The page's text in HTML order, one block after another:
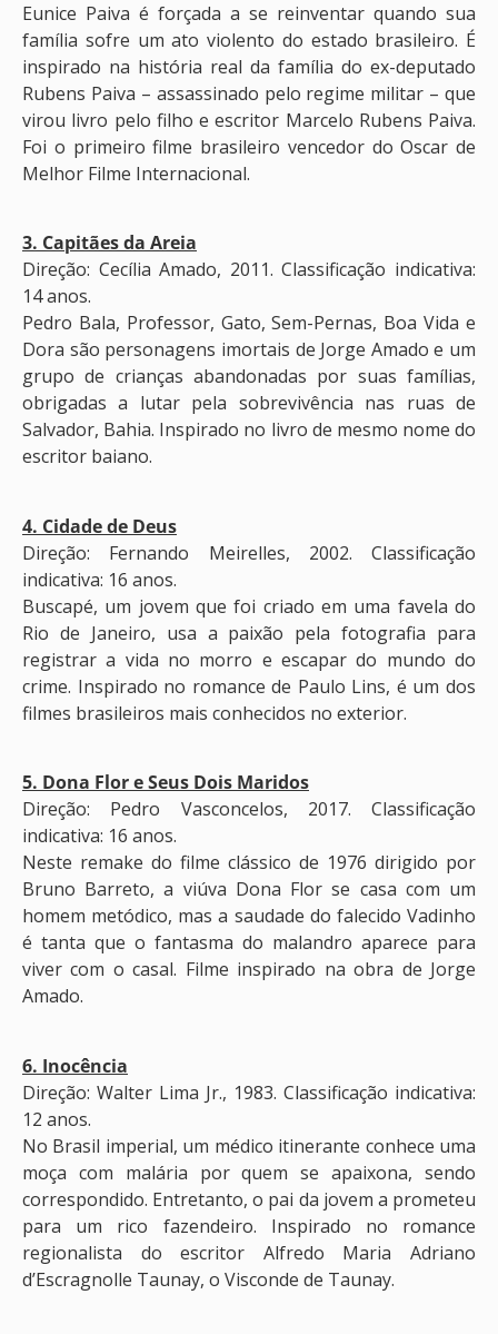
Eunice Paiva é forçada a se reinventar quando sua
família sofre um ato violento do estado brasileiro. É
inspirado na história real da família do ex-deputado
Rubens Paiva – assassinado pelo regime militar – que
virou livro pelo filho e escritor Marcelo Rubens Paiva.
Foi o primeiro filme brasileiro vencedor do Oscar de
Melhor Filme Internacional.
3. Capitães da Areia
Direção: Cecília Amado, 2011. Classificação indicativa:
14 anos.
Pedro Bala, Professor, Gato, Sem-Pernas, Boa Vida e
Dora são personagens imortais de Jorge Amado e um
grupo de crianças abandonadas por suas famílias,
obrigadas a lutar pela sobrevivência nas ruas de
Salvador, Bahia. Inspirado no livro de mesmo nome do
escritor baiano.
4. Cidade de Deus
Direção: Fernando Meirelles, 2002. Classificação
indicativa: 16 anos.
Buscapé, um jovem que foi criado em uma favela do
Rio de Janeiro, usa a paixão pela fotografia para
registrar a vida no morro e escapar do mundo do
crime. Inspirado no romance de Paulo Lins, é um dos
filmes brasileiros mais conhecidos no exterior.
5. Dona Flor e Seus Dois Maridos
Direção: Pedro Vasconcelos, 2017. Classificação
indicativa: 16 anos.
Neste remake do filme clássico de 1976 dirigido por
Bruno Barreto, a viúva Dona Flor se casa com um
homem metódico, mas a saudade do falecido Vadinho
é tanta que o fantasma do malandro aparece para
viver com o casal. Filme inspirado na obra de Jorge
Amado.
6. Inocência
Direção: Walter Lima Jr., 1983. Classificação indicativa:
12 anos.
No Brasil imperial, um médico itinerante conhece uma
moça com malária por quem se apaixona, sendo
correspondido. Entretanto, o pai da jovem a prometeu
para um rico fazendeiro. Inspirado no romance
regionalista do escritor Alfredo Maria Adriano
d’Escragnolle Taunay, o Visconde de Taunay.